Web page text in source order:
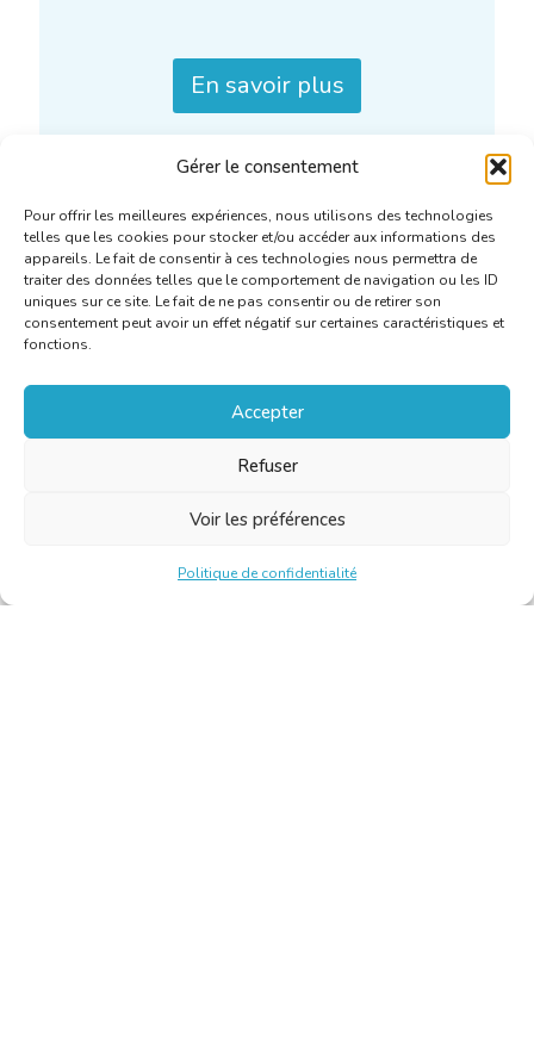
Gérer le consentement
Pour offrir les meilleures expériences, nous utilisons des technologies
telles que les cookies pour stocker et/ou accéder aux informations des
appareils. Le fait de consentir à ces technologies nous permettra de
traiter des données telles que le comportement de navigation ou les ID
uniques sur ce site. Le fait de ne pas consentir ou de retirer son
consentement peut avoir un effet négatif sur certaines caractéristiques et
fonctions.
Accepter
Refuser
Voir les préférences
Politique de confidentialité
En savoir plus